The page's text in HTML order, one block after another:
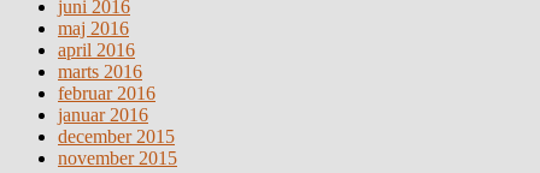
juni 2016
maj 2016
april 2016
marts 2016
februar 2016
januar 2016
december 2015
november 2015